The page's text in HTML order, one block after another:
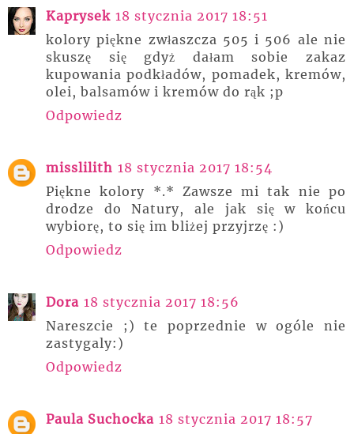
Kaprysek 18 stycznia 2017 18:51
kolory piękne zwłaszcza 505 i 506 ale nie
skuszę się gdyż dałam sobie zakaz
kupowania podkładów, pomadek, kremów,
olei, balsamów i kremów do rąk ;p
Odpowiedz
misslilith 18 stycznia 2017 18:54
Piękne kolory *.* Zawsze mi tak nie po
drodze do Natury, ale jak się w końcu
wybiorę, to się im bliżej przyjrzę :)
Odpowiedz
Dora 18 stycznia 2017 18:56
Nareszcie ;) te poprzednie w ogóle nie
zastygaly:)
Odpowiedz
Paula Suchocka 18 stycznia 2017 18:57